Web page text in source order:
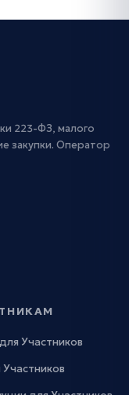
223-ФЗ, малого
закупки. Оператор
Участников